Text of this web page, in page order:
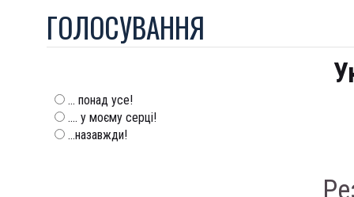
ГОЛОСУВАННЯ
... понад усе!
.... у моєму серці!
...назавжди!